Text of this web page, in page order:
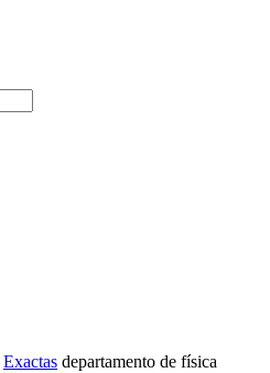
Exactas departamento de física